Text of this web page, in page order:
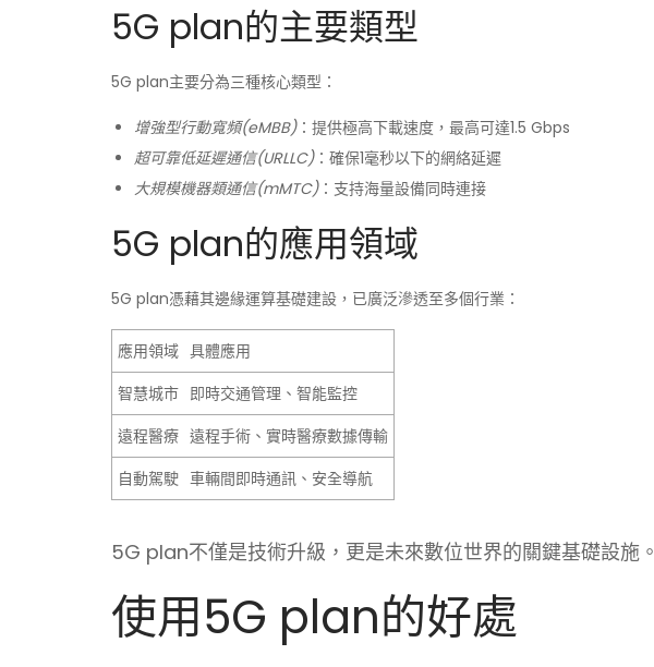
5G plan的主要類型
5G plan主要分為三種核心類型：
增強型行動寬頻(eMBB)：提供極高下載速度，最高可達1.5 Gbps
超可靠低延遲通信(URLLC)：確保1毫秒以下的網絡延遲
大規模機器類通信(mMTC)：支持海量設備同時連接
5G plan的應用領域
5G plan憑藉其邊緣運算基礎建設，已廣泛滲透至多個行業：
應用領域 具體應用
智慧城市 即時交通管理、智能監控
遠程醫療 遠程手術、實時醫療數據傳輸
自動駕駛 車輛間即時通訊、安全導航
5G plan不僅是技術升級，更是未來數位世界的關鍵基礎設施。
使用5G plan的好處